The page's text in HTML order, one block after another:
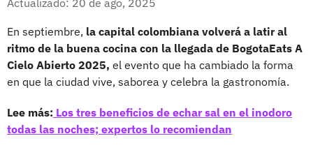
En septiembre, la capital colombiana volverá a latir al
ritmo de la buena cocina con la llegada de BogotaEats A
Cielo Abierto 2025, el evento que ha cambiado la forma
en que la ciudad vive, saborea y celebra la gastronomía.
Lee más: Los tres beneficios de echar sal en el inodoro
todas las noches; expertos lo recomiendan